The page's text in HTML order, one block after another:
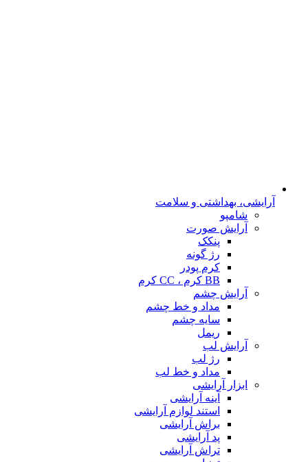
آرایشی، بهداشتی و سلامت
شامپو
آرایش صورت
پنکک
رژ گونه
کرم پودر
BB کرم ، CC کرم
آرایش چشم
مداد و خط چشم
سایه چشم
ریمل
آرایش لب
رژ لب
مداد و خط لب
ابزار آرایشی
آینه آرایشی
استند لوازم آرایشی
براش آرایشی
پد آرایشی
تراش آرایشی